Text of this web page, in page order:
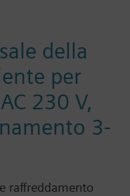
della
per
230 V,
3-
raffreddamento